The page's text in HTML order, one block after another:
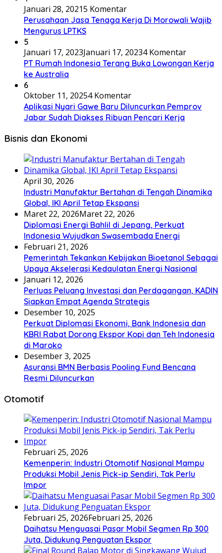
Januari 28, 20215 Komentar
Perusahaan Jasa Tenaga Kerja Di Morowali Wajib
Mengurus LPTKS
5
Januari 17, 2023Januari 17, 20234 Komentar
PT Rumah Indonesia Terang Buka Lowongan Kerja
ke Australia
6
Oktober 11, 20254 Komentar
Aplikasi Nyari Gawe Baru Diluncurkan Pemprov
Jabar Sudah Diakses Ribuan Pencari Kerja
Bisnis dan Ekonomi
April 30, 2026
Industri Manufaktur Bertahan di Tengah Dinamika
Global, IKI April Tetap Ekspansi
Maret 22, 2026Maret 22, 2026
Diplomasi Energi Bahlil di Jepang, Perkuat
Indonesia Wujudkan Swasembada Energi
Februari 21, 2026
Pemerintah Tekankan Kebijakan Bioetanol Sebagai
Upaya Akselerasi Kedaulatan Energi Nasional
Januari 12, 2026
Perluas Peluang Investasi dan Perdagangan, KADIN
Siapkan Empat Agenda Strategis
Desember 10, 2025
Perkuat Diplomasi Ekonomi, Bank Indonesia dan
KBRI Rabat Dorong Ekspor Kopi dan Teh Indonesia
di Maroko
Desember 3, 2025
Asuransi BMN Berbasis Pooling Fund Bencana
Resmi Diluncurkan
Otomotif
Februari 25, 2026
Kemenperin: Industri Otomotif Nasional Mampu
Produksi Mobil Jenis Pick-ip Sendiri, Tak Perlu
Impor
Februari 25, 2026Februari 25, 2026
Daihatsu Menguasai Pasar Mobil Segmen Rp 300
Juta, Didukung Penguatan Ekspor